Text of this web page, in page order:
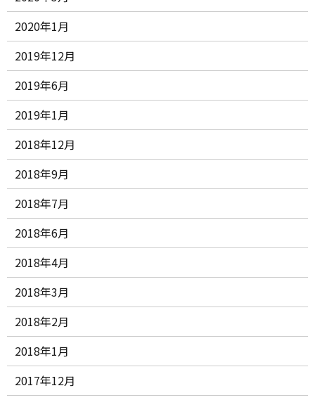
2020年1月
2019年12月
2019年6月
2019年1月
2018年12月
2018年9月
2018年7月
2018年6月
2018年4月
2018年3月
2018年2月
2018年1月
2017年12月